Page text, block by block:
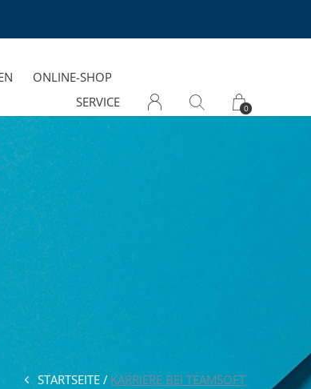
ONLINE-SHOP
SERVICE
0
STARTSEITE KARRIERE BEI TEAMSOFT